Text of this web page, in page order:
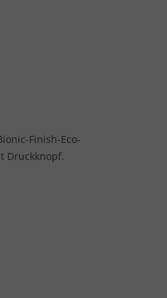
Finish-Eco-
Druckknopf.